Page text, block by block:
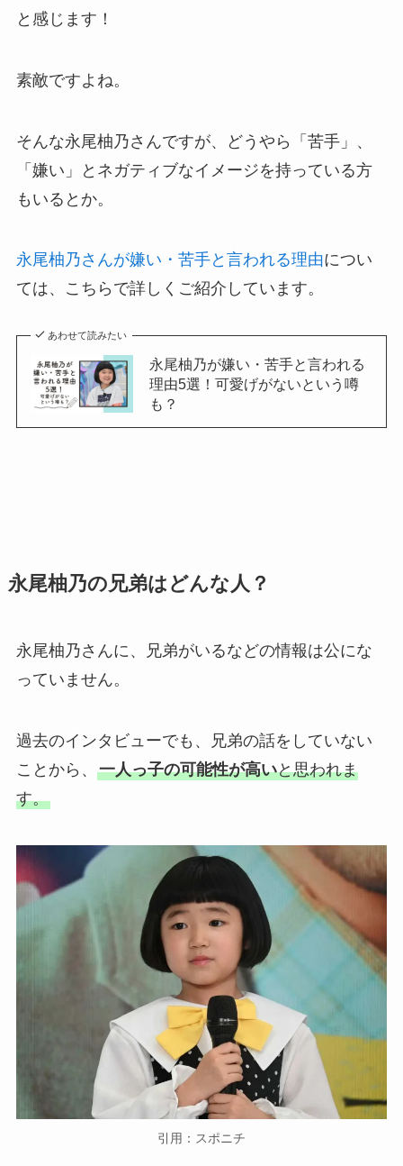
と感じます！
素敵ですよね。
そんな永尾柚乃さんですが、どうやら「苦手」、
「嫌い」とネガティブなイメージを持っている方
もいるとか。
永尾柚乃さんが嫌い・苦手と言われる理由につい
ては、こちらで詳しくご紹介しています。
あわせて読みたい
永尾柚乃が嫌い・苦手と言われる
理由5選！可愛げがないという噂
も？
永尾柚乃の兄弟はどんな人？
永尾柚乃さんに、兄弟がいるなどの情報は公にな
っていません。
過去のインタビューでも、兄弟の話をしていない
ことから、 一人っ子の可能性が高いと思われま
す。
引用：スポニチ